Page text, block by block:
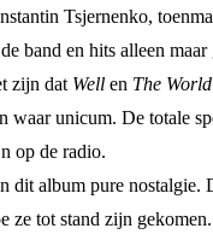
Tsjernenko,
band en hits alleen
zijn dat Well en The
unicum. De totale
op de radio.
album pure nostalgie.
tot stand zijn